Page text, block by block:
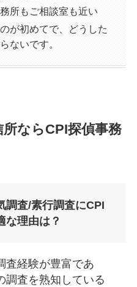
所もご相談室も近い
が初めてで、どうした
ないです。
ならCPI探偵事務
調査/素行調査にCPI
な理由は？
査経験が豊富であ
調査を熟知している